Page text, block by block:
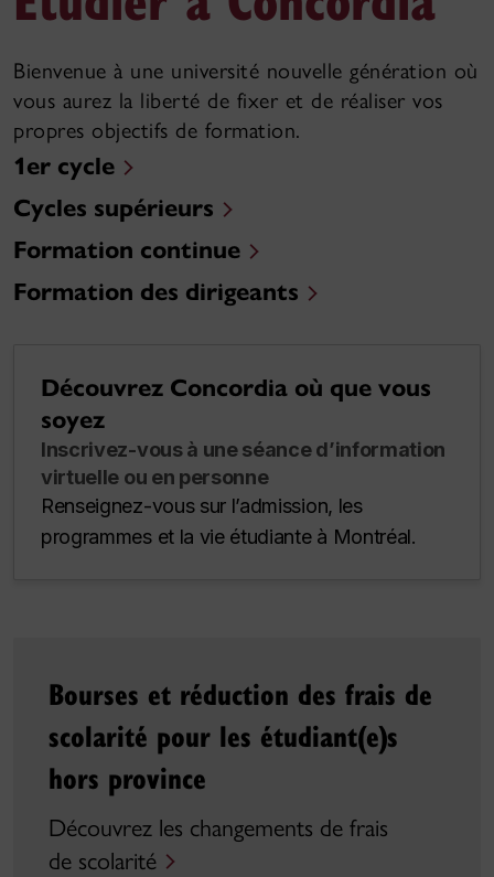
Bienvenue à une université nouvelle génération où
vous aurez la liberté de fixer et de réaliser vos
propres objectifs de formation.
1er cycle
Cycles supérieurs
Formation continue
Formation des dirigeants
Découvrez Concordia où que vous
soyez
Inscrivez-vous à une séance d’information
virtuelle ou en personne
Renseignez-vous sur l’admission, les
programmes et la vie étudiante à Montréal.
Bourses et réduction des frais de
scolarité pour les étudiant(e)s
hors province
Découvrez les changements de frais
de scolarité